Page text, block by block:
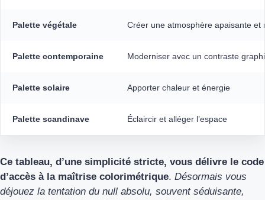
Palette végétale Créer une atmosphère apaisante et
Palette contemporaine Moderniser avec un contraste
Palette solaire Apporter chaleur et énergie
Palette scandinave Éclaircir et alléger l’espace
Ce tableau, d’une simplicité stricte, vous délivre le code
d’accès à la maîtrise colorimétrique. Désormais vous
déjouez la tentation du null absolu, souvent séduisante,